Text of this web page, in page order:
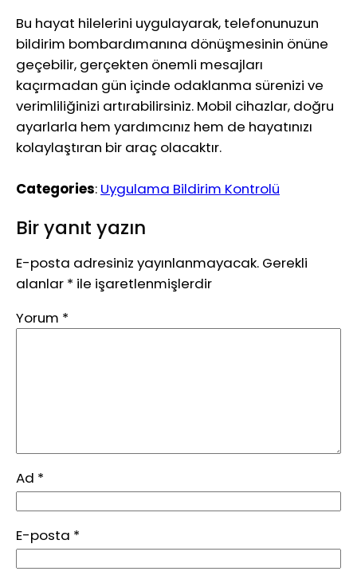
Bu hayat hilelerini uygulayarak, telefonunuzun
bildirim bombardımanına dönüşmesinin önüne
geçebilir, gerçekten önemli mesajları
kaçırmadan gün içinde odaklanma sürenizi ve
verimliliğinizi artırabilirsiniz. Mobil cihazlar, doğru
ayarlarla hem yardımcınız hem de hayatınızı
kolaylaştıran bir araç olacaktır.
Categories: Uygulama Bildirim Kontrolü
Bir yanıt yazın
E-posta adresiniz yayınlanmayacak. Gerekli
alanlar * ile işaretlenmişlerdir
Yorum *
Ad *
E-posta *